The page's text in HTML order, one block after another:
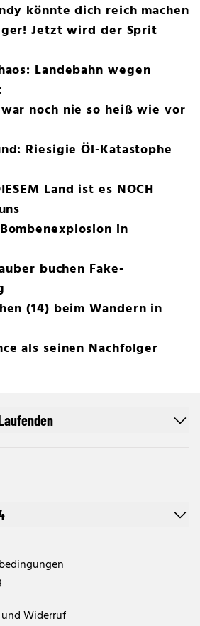
könnte dich reich machen
Jetzt wird der Sprit
Landebahn wegen
noch nie so heiß wie vor
Riesigie Öl-Katastophe
Land ist es NOCH
in
buchen Fake-
(14) beim Wandern in
als seinen Nachfolger
Widerruf